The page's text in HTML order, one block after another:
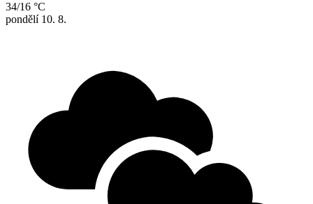
34/16 °C
pondělí 10. 8.